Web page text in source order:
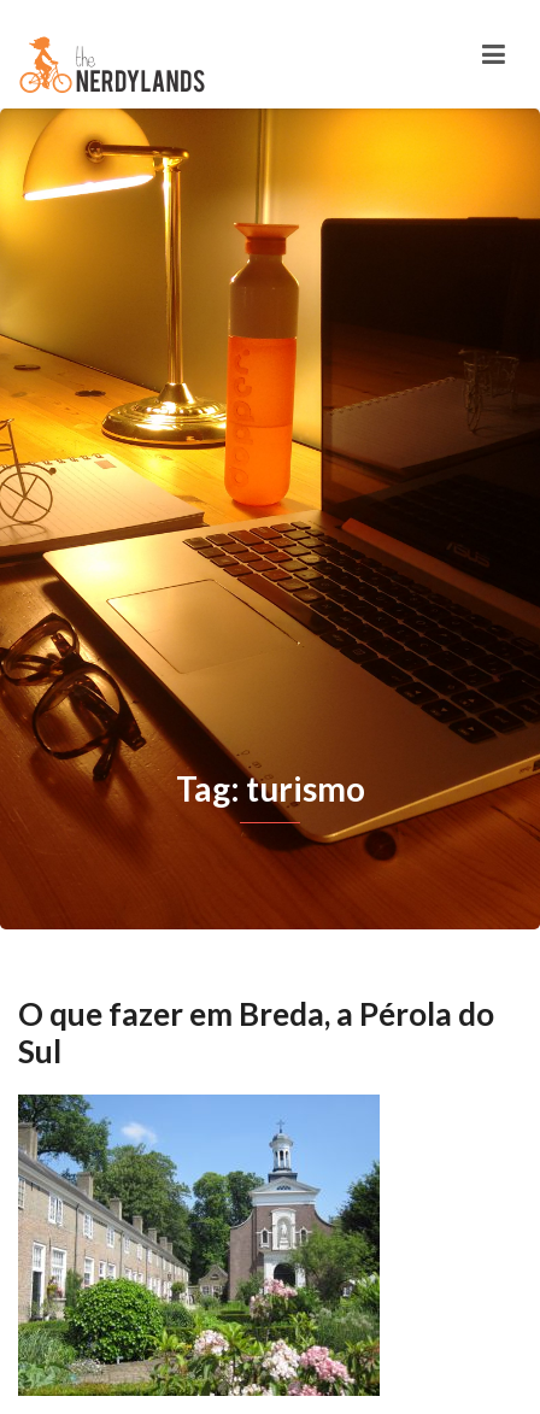
Tag: turismo
O que fazer em Breda, a Pérola do
Sul